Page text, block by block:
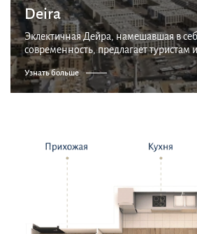
Deira
Эклектичная Дейра, намешавшая в
современность, предлагает туристам
и старинную лодочную пристань, и
сияющие небоскребы, с которых
ква...
Узнать больше